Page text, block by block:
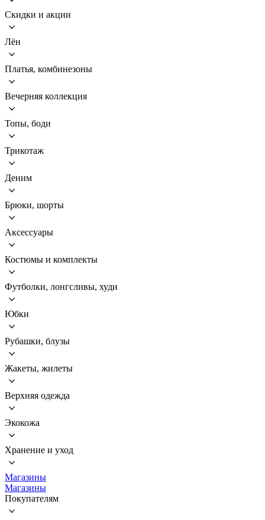
Скидки и акции
Лён
Платья, комбинезоны
Вечерняя коллекция
Топы, боди
Трикотаж
Деним
Брюки, шорты
Аксессуары
Костюмы и комплекты
Футболки, лонгсливы, худи
Юбки
Рубашки, блузы
Жакеты, жилеты
Верхняя одежда
Экокожа
Хранение и уход
Магазины
Магазины
Покупателям